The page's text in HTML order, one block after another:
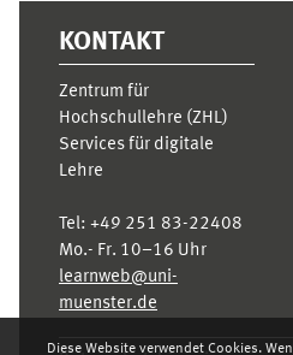
Diese Website verwendet Cookies.
KONTAKT
Zentrum für
Hochschullehre (ZHL)
Services für digitale
Lehre
Tel: +49 251 83-22408
Mo.- Fr. 10–16 Uhr
learnweb@uni-
muenster.de